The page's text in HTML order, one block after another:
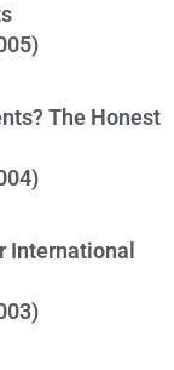
The Honest
International